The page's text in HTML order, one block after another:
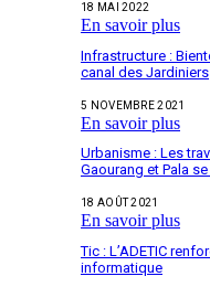
18 MAI 2022
En savoir plus
Infrastructure :
canal des Jardiniers
5 NOVEMBRE 2021
En savoir plus
Urbanisme : Les
Gaourang et Pala
18 AOÛT 2021
En savoir plus
Tic : L’ADETIC
informatique